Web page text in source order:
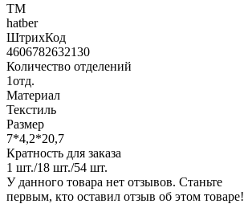
ТМ
hatber
ШтрихКод
4606782632130
Количество отделений
1отд.
Материал
Текстиль
Размер
7*4,2*20,7
Кратность для заказа
1 шт./18 шт./54 шт.
У данного товара нет отзывов. Станьте
первым, кто оставил отзыв об этом товаре!